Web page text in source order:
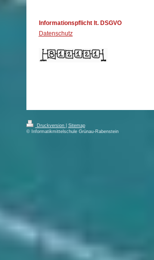
Informationspflicht lt. DSGVO
Datenschutz
Druckversion
Sitemap
© Informatikmittelschule Grünau-Rabenstein